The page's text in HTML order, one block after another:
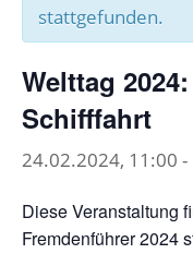
stattgefunden.
Welttag
Schifffahrt
24.02.2024, 11:00 -
Diese Veranstaltung
Fremdenführer 2024